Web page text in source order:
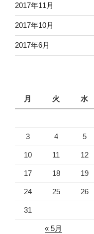
2017年11月
2017年10月
2017年6月
月
火 水
3 4 5
10 11 12
17 18 19
24 25 26
31
« 5月